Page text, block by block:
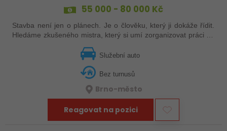
55 000 - 80 000 Kč
Stavba není jen o plánech. Je o člověku, který ji dokáže řídit.
Hledáme zkušeného mistra, který si umí zorganizovat práci na
Služební auto
Bez turnusů
Brno-město
Reagovat na pozici